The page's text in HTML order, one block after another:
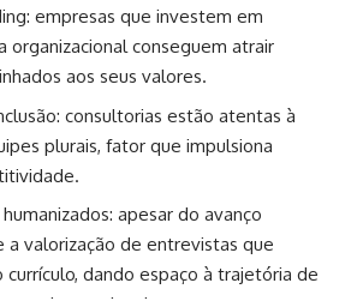
empresas que investem em
organizacional conseguem atrair
aos seus valores.
consultorias estão atentas à
plurais, fator que impulsiona
apesar do avanço
a valorização de entrevistas que
dando espaço à trajetória de